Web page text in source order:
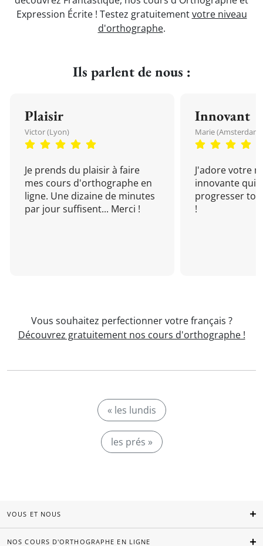
Expression Écrite ! Testez gratuitementvotre niveau
d'orthographe.
Ils parlent de nous :
Plaisir
Victor (Lyon)
Je prends du plaisir à faire
mes cours d'orthographe en
ligne. Une dizaine de minutes
par jour suffisent... Merci !
Innovant
Marie (Amsterdam)
J'adore votre
innovante qui
progresser
!
Vous souhaitez perfectionner votre français ?
Découvrez gratuitement nos cours d'orthographe !
« les lundis
les prés »
VOUS ET NOUS
NOS COURS D'ORTHOGRAPHE EN LIGNE